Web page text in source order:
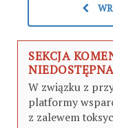
SEKCJA
NIEDOSTĘPNA
W związku z
platformy
z zalewem